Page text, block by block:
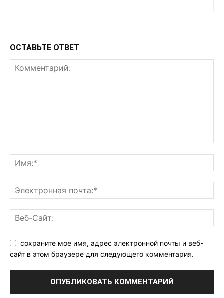
ОСТАВЬТЕ ОТВЕТ
сохраните мое имя, адрес электронной почты и веб-
сайт в этом браузере для следующего комментария.